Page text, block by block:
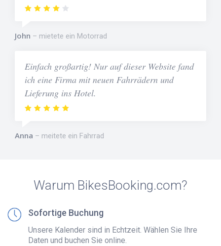
John mietete ein Motorrad
Einfach großartig! Nur auf dieser Website fand
ich eine Firma mit neuen Fahrrädern und
Lieferung ins Hotel.
Anna meitete ein Fahrrad
Warum BikesBooking.com?
Sofortige Buchung
Unsere Kalender sind in Echtzeit. Wählen Sie Ihre
Daten und buchen Sie online.